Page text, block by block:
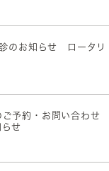
お知らせ ロータリ
ご予約・お問い合わせ
せ